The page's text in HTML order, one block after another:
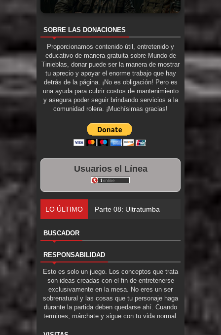
SOBRE LAS DONACIONES
Proporcionamos contenido útil, entretenido y
educativo de manera gratuita sobre Mundo de
Tinieblas, donar puede ser la manera de mostrar
tu aprecio y apoyar el enorme trabajo que hay
detrás de la página. ¡No es obligación! Pero es
una ayuda para cubrir costos de mantenimiento
y asegura poder seguir brindando servicios a la
comunidad rolera. ¡Muchísimas gracias!
Usuarios el Línea
LO ÚLTIMO Parte 08: Ultratumba
BUSCADOR
RESPONSABILIDAD
Esto es solo un juego. Los conceptos que trata
son ideas creadas con el fin de entretenerse
exclusivamente en la mesa. No eres un ser
sobrenatural y las cosas que tu personaje haga
durante la partida deben quedarse ahí. Cuando
termines, márchate y sigue con tu vida normal.